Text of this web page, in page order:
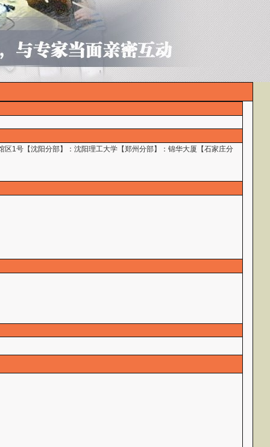
1号【沈阳分部】：沈阳理工大学【郑州分部】：锦华大厦【石家庄分